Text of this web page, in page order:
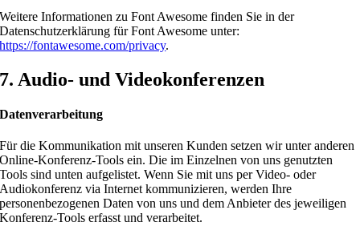
Weitere Informationen zu Font Awesome finden Sie in der
Datenschutzerklärung für Font Awesome unter:
https://fontawesome.com/privacy.
7. Audio- und Videokonferenzen
Datenverarbeitung
Für die Kommunikation mit unseren Kunden setzen wir unter anderen
Online-Konferenz-Tools ein. Die im Einzelnen von uns genutzten
Tools sind unten aufgelistet. Wenn Sie mit uns per Video- oder
Audiokonferenz via Internet kommunizieren, werden Ihre
personenbezogenen Daten von uns und dem Anbieter des jeweiligen
Konferenz-Tools erfasst und verarbeitet.